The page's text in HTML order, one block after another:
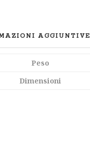
AGGIUNTIVE
Peso
Dimensioni